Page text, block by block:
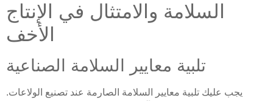
السلامة والامتثال في الإنتاج
الأخف
تلبية معايير السلامة الصناعية
يجب عليك تلبية معايير السلامة الصارمة عند تصنيع الولاعات.